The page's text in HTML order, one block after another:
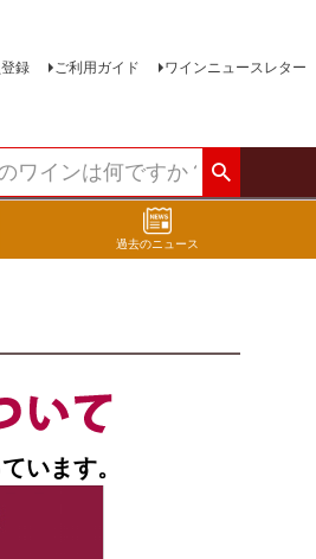
録 ご利用ガイド ワインニュースレター
過去のニュース
います。